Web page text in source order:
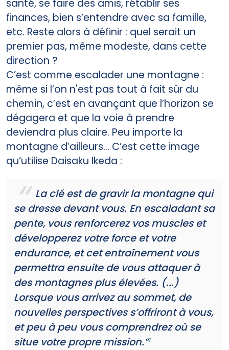
santé, se faire des amis, rétablir ses
finances, bien s’entendre avec sa famille,
etc. Reste alors à définir : quel serait un
premier pas, même modeste, dans cette
direction ?
C’est comme escalader une montagne :
même si l’on n'est pas tout à fait sûr du
chemin, c’est en avançant que l’horizon se
dégagera et que la voie à prendre
deviendra plus claire. Peu importe la
montagne d’ailleurs… C’est cette image
qu’utilise Daisaku Ikeda :
La clé est de gravir la montagne qui
se dresse devant vous. En escaladant sa
pente, vous renforcerez vos muscles et
développerez votre force et votre
endurance, et cet entraînement vous
permettra ensuite de vous attaquer à
des montagnes plus élevées. (...)
Lorsque vous arrivez au sommet, de
nouvelles perspectives s’offriront à vous,
et peu à peu vous comprendrez où se
situe votre propre mission.”1